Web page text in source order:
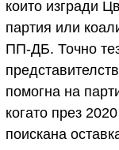
които изгради
партия или
ПП-ДБ. Точно
помогна на
когато през
поискана